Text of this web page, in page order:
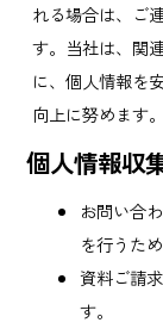
れる場合は、ご
す。当社は、関
に、個人情報を
向上に努めます。
個人情報収
お問い合
を行うため
資料ご請
す。